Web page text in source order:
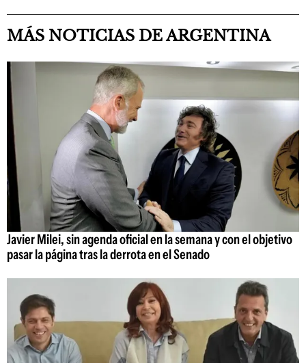
MÁS NOTICIAS DE ARGENTINA
Javier Milei, sin agenda oficial en la semana y con el objetivo
pasar la página tras la derrota en el Senado